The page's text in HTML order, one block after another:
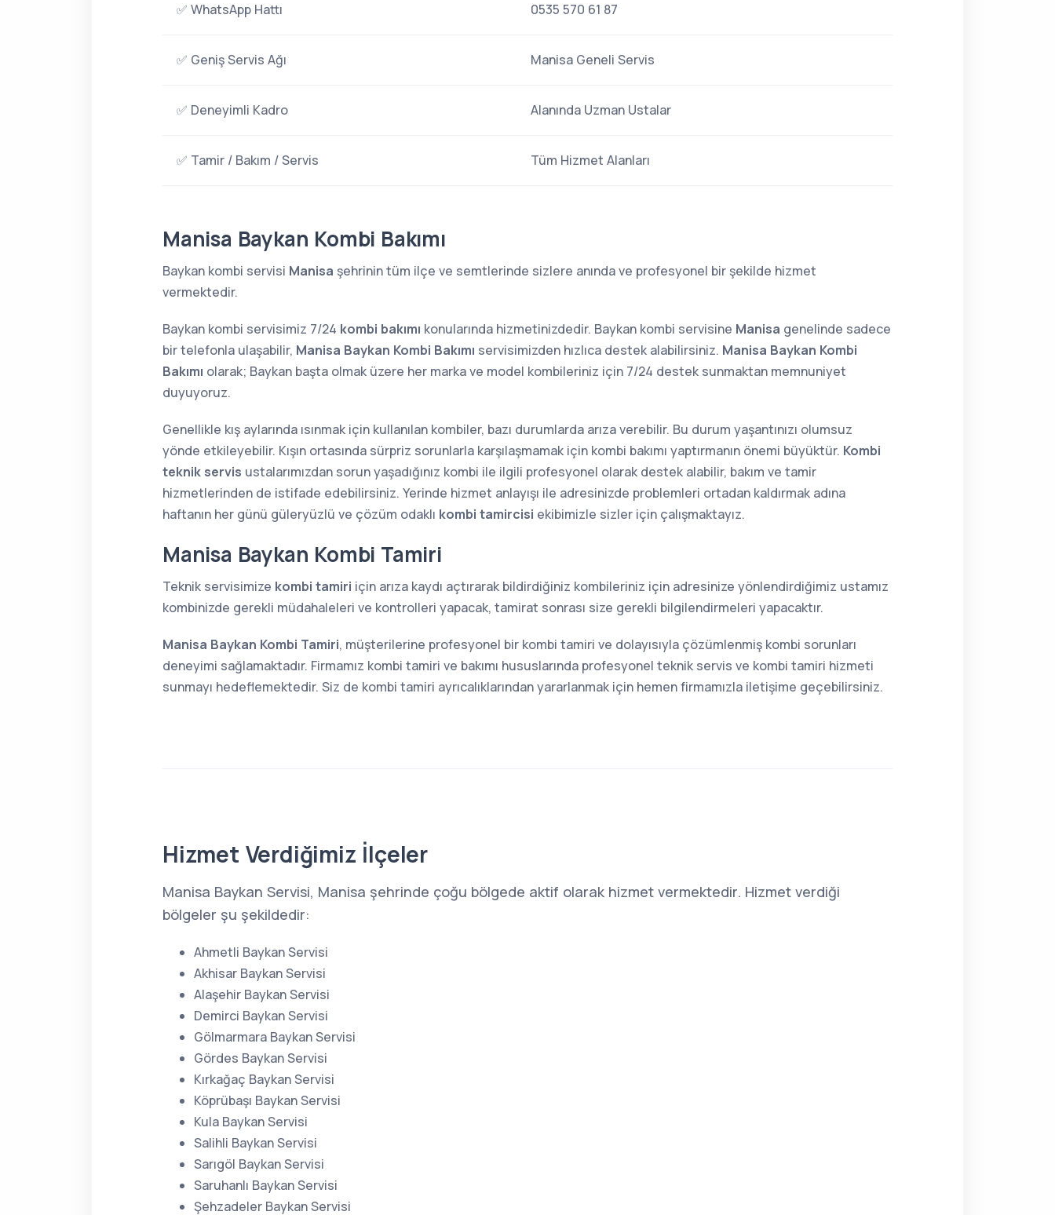
✅ WhatsApp Hattı 0535 570 61 87
✅ Geniş Servis Ağı Manisa Geneli Servis
✅ Deneyimli Kadro Alanında Uzman Ustalar
✅ Tamir / Bakım / Servis Tüm Hizmet Alanları
Manisa Baykan Kombi Bakımı
Baykan kombi servisi Manisa şehrinin tüm ilçe ve semtlerinde sizlere anında ve profesyonel bir şekilde hizmet
vermektedir.
Baykan kombi servisimiz 7/24 kombi bakımı konularında hizmetinizdedir. Baykan kombi servisine Manisa genelinde sadece
bir telefonla ulaşabilir, Manisa Baykan Kombi Bakımı servisimizden hızlıca destek alabilirsiniz. Manisa Baykan Kombi
Bakımı olarak; Baykan başta olmak üzere her marka ve model kombileriniz için 7/24 destek sunmaktan memnuniyet
duyuyoruz.
Genellikle kış aylarında ısınmak için kullanılan kombiler, bazı durumlarda arıza verebilir. Bu durum yaşantınızı olumsuz
yönde etkileyebilir. Kışın ortasında sürpriz sorunlarla karşılaşmamak için kombi bakımı yaptırmanın önemi büyüktür. Kombi
teknik servis ustalarımızdan sorun yaşadığınız kombi ile ilgili profesyonel olarak destek alabilir, bakım ve tamir
hizmetlerinden de istifade edebilirsiniz. Yerinde hizmet anlayışı ile adresinizde problemleri ortadan kaldırmak adına
haftanın her günü güleryüzlü ve çözüm odaklı kombi tamircisi ekibimizle sizler için çalışmaktayız.
Manisa Baykan Kombi Tamiri
Teknik servisimize kombi tamiri için arıza kaydı açtırarak bildirdiğiniz kombileriniz için adresinize yönlendirdiğimiz ustamız
kombinizde gerekli müdahaleleri ve kontrolleri yapacak, tamirat sonrası size gerekli bilgilendirmeleri yapacaktır.
Manisa Baykan Kombi Tamiri, müşterilerine profesyonel bir kombi tamiri ve dolayısıyla çözümlenmiş kombi sorunları
deneyimi sağlamaktadır. Firmamız kombi tamiri ve bakımı hususlarında profesyonel teknik servis ve kombi tamiri hizmeti
sunmayı hedeflemektedir. Siz de kombi tamiri ayrıcalıklarından yararlanmak için hemen firmamızla iletişime geçebilirsiniz.
Hizmet Verdiğimiz İlçeler
Manisa Baykan Servisi, Manisa şehrinde çoğu bölgede aktif olarak hizmet vermektedir. Hizmet verdiği
bölgeler şu şekildedir:
Ahmetli Baykan Servisi
Akhisar Baykan Servisi
Alaşehir Baykan Servisi
Demirci Baykan Servisi
Gölmarmara Baykan Servisi
Gördes Baykan Servisi
Kırkağaç Baykan Servisi
Köprübaşı Baykan Servisi
Kula Baykan Servisi
Salihli Baykan Servisi
Sarıgöl Baykan Servisi
Saruhanlı Baykan Servisi
Şehzadeler Baykan Servisi